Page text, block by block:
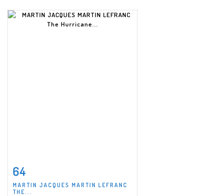
64
MARTIN JACQUES MARTIN LEFRANC
THE...